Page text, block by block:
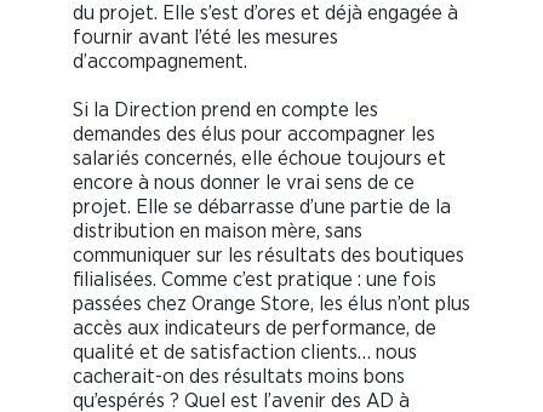
du projet. Elle s’est d’ores et déjà engagée à
fournir avant l’été les mesures
d’accompagnement.
Si la Direction prend en compte les
demandes des élus pour accompagner les
salariés concernés, elle échoue toujours et
encore à nous donner le vrai sens de ce
projet. Elle se débarrasse d’une partie de la
distribution en maison mère, sans
communiquer sur les résultats des boutiques
filialisées. Comme c’est pratique : une fois
passées chez Orange Store, les élus n’ont plus
accès aux indicateurs de performance, de
qualité et de satisfaction clients… nous
cacherait-on des résultats moins bons
qu’espérés ? Quel est l’avenir des AD à